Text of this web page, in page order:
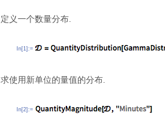
定义一个数量分布.
In[1]:=
求使用新单位的量值的分布.
In[2]:=